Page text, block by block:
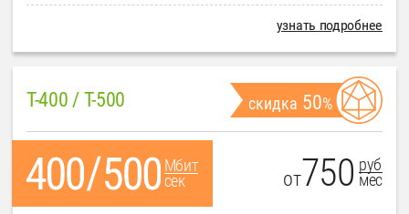
узнать подробнее
T-400 / T-500 скидка 50%
Мбит
сек
от750 руб
мес